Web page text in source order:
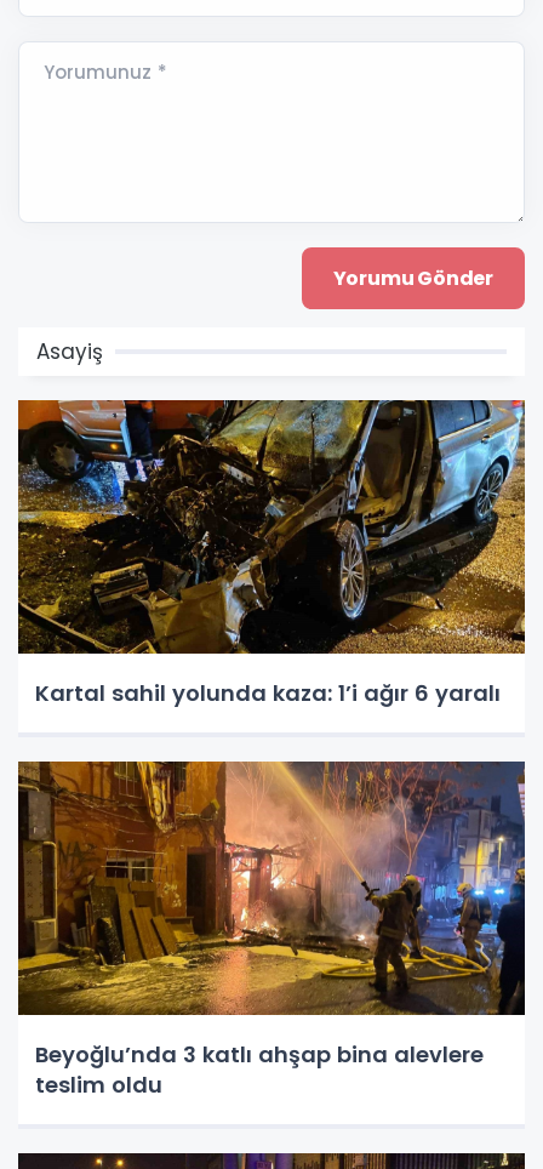
Yorumunuz *
Asayiş
Kartal sahil yolunda kaza: 1’i ağır 6 yaralı
Beyoğlu’nda 3 katlı ahşap bina alevlere
teslim oldu